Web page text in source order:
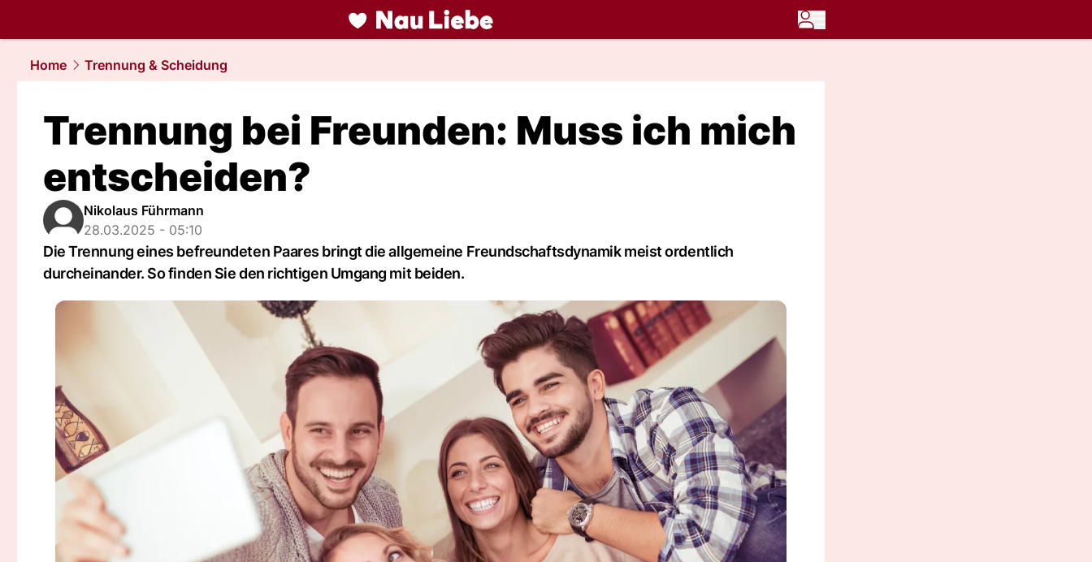
liebe.NAU.ch
Home
Trennung & Scheidung
Trennung bei Freunden: Muss ich mich
entscheiden?
Nikolaus Führmann
28.03.2025 - 05:10
Die Trennung eines befreundeten Paares bringt die allgemeine Freundschaftsdynamik meist ordentlich
durcheinander. So finden Sie den richtigen Umgang mit beiden.